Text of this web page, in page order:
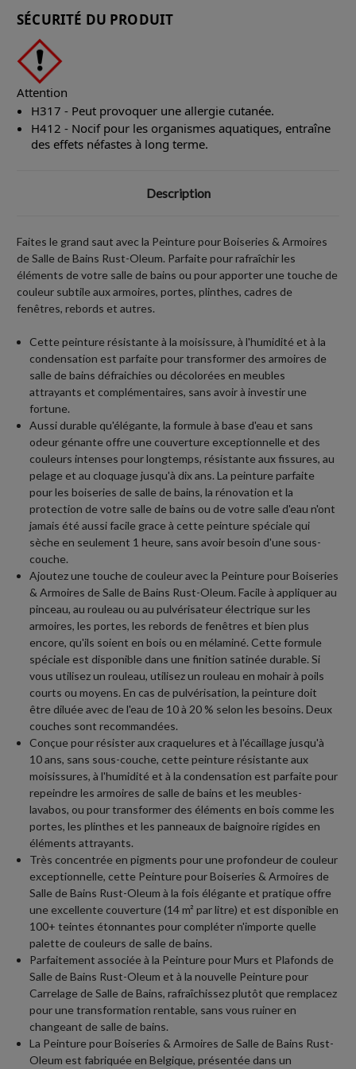
SÉCURITÉ DU PRODUIT
Attention
H317 - Peut provoquer une allergie cutanée.
H412 - Nocif pour les organismes aquatiques, entraîne
des effets néfastes à long terme.
Description
Faites le grand saut avec la Peinture pour Boiseries & Armoires
de Salle de Bains Rust-Oleum. Parfaite pour rafraîchir les
éléments de votre salle de bains ou pour apporter une touche de
couleur subtile aux armoires, portes, plinthes, cadres de
fenêtres, rebords et autres.
Cette peinture résistante à la moisissure, à l'humidité et à la
condensation est parfaite pour transformer des armoires de
salle de bains défraichies ou décolorées en meubles
attrayants et complémentaires, sans avoir à investir une
fortune.
Aussi durable qu'élégante, la formule à base d'eau et sans
odeur génante offre une couverture exceptionnelle et des
couleurs intenses pour longtemps, résistante aux fissures, au
pelage et au cloquage jusqu'à dix ans. La peinture parfaite
pour les boiseries de salle de bains, la rénovation et la
protection de votre salle de bains ou de votre salle d'eau n'ont
jamais été aussi facile grace à cette peinture spéciale qui
sèche en seulement 1 heure, sans avoir besoin d'une sous-
couche.
Ajoutez une touche de couleur avec la Peinture pour Boiseries
& Armoires de Salle de Bains Rust-Oleum. Facile à appliquer au
pinceau, au rouleau ou au pulvérisateur électrique sur les
armoires, les portes, les rebords de fenêtres et bien plus
encore, qu'ils soient en bois ou en mélaminé. Cette formule
spéciale est disponible dans une finition satinée durable. Si
vous utilisez un rouleau, utilisez un rouleau en mohair à poils
courts ou moyens. En cas de pulvérisation, la peinture doit
être diluée avec de l'eau de 10 à 20 % selon les besoins. Deux
couches sont recommandées.
Conçue pour résister aux craquelures et à l'écaillage jusqu'à
10 ans, sans sous-couche, cette peinture résistante aux
moisissures, à l'humidité et à la condensation est parfaite pour
repeindre les armoires de salle de bains et les meubles-
lavabos, ou pour transformer des éléments en bois comme les
portes, les plinthes et les panneaux de baignoire rigides en
éléments attrayants.
Très concentrée en pigments pour une profondeur de couleur
exceptionnelle, cette Peinture pour Boiseries & Armoires de
Salle de Bains Rust-Oleum à la fois élégante et pratique offre
une excellente couverture (14 m² par litre) et est disponible en
100+ teintes étonnantes pour compléter n'importe quelle
palette de couleurs de salle de bains.
Parfaitement associée à la Peinture pour Murs et Plafonds de
Salle de Bains Rust-Oleum et à la nouvelle Peinture pour
Carrelage de Salle de Bains, rafraîchissez plutôt que remplacez
pour une transformation rentable, sans vous ruiner en
changeant de salle de bains.
La Peinture pour Boiseries & Armoires de Salle de Bains Rust-
Oleum est fabriquée en Belgique, présentée dans un